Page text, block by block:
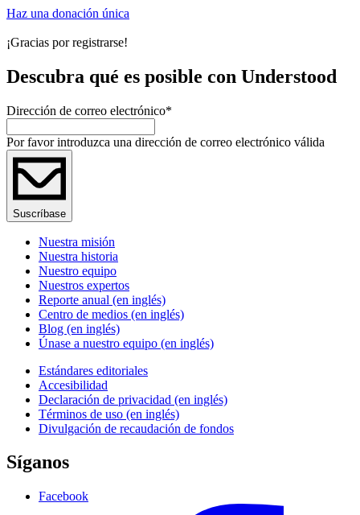
Haz una donación única
¡Gracias por registrarse!
Descubra qué es posible con Understood
Dirección de correo electrónico*
Por favor introduzca una dirección de correo electrónico válida
Suscríbase
Nuestra misión
Nuestra historia
Nuestro equipo
Nuestros expertos
Reporte anual (en inglés)
Centro de medios (en inglés)
Blog (en inglés)
Únase a nuestro equipo (en inglés)
Estándares editoriales
Accesibilidad
Declaración de privacidad (en inglés)
Términos de uso (en inglés)
Divulgación de recaudación de fondos
Síganos
Facebook